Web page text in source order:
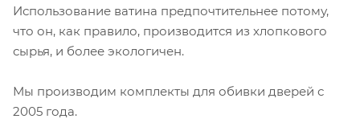
Использование ватина предпочтительнее потому,
что он, как правило, производится из хлопкового
сырья, и более экологичен.
Мы производим комплекты для обивки дверей с
2005 года.